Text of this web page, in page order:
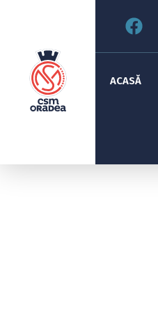
ACASĂ